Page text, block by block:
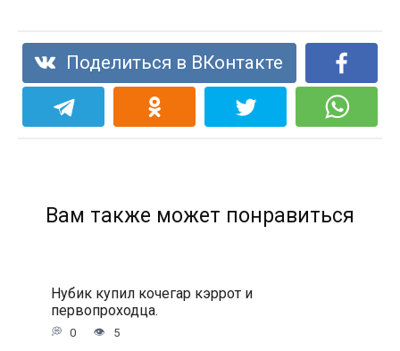
Поделиться в ВКонтакте
Вам также может понравиться
Нубик купил кочегар кэррот и
первопроходца.
0 5